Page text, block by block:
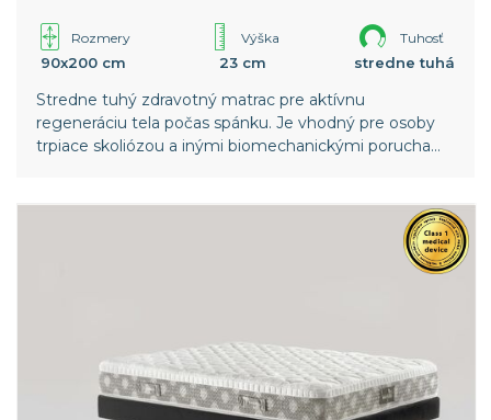
Rozmery
90x200 cm
Výška
23 cm
Tuhosť
stredne tuhá
Stredne tuhý zdravotný matrac pre aktívnu
regeneráciu tela počas spánku. Je vhodný pre osoby
trpiace skoliózou a inými biomechanickými poruchami